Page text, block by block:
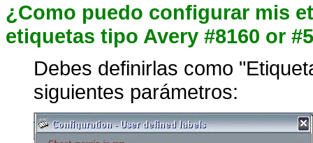
¿Como puedo configurar mis
etiquetas tipo Avery #8160 or
Debes definirlas como
siguientes parámetros: